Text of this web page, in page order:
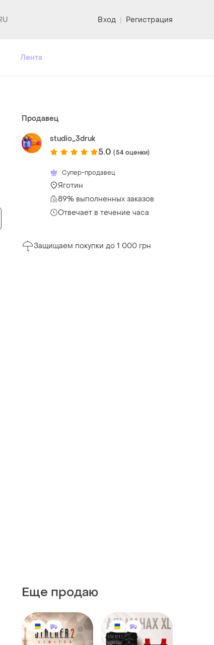
Вход | Регистрация
Лента
Продавец
studio_3druk
5.0 (54 оценки)
Супер-продавец
Яготин
89% выполненных заказов
Отвечает в течение часа
Защищаем покупки до 1 000 грн
Еще продаю